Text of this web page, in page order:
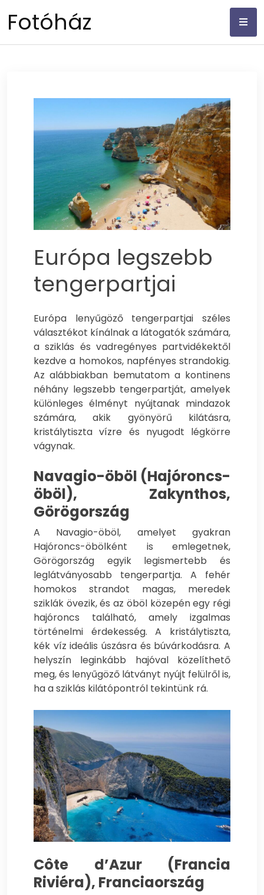
Fotóház
Európa legszebb
tengerpartjai
Európa lenyűgöző tengerpartjai széles
választékot kínálnak a látogatók számára,
a sziklás és vadregényes partvidékektől
kezdve a homokos, napfényes strandokig.
Az alábbiakban bemutatom a kontinens
néhány legszebb tengerpartját, amelyek
különleges élményt nyújtanak mindazok
számára, akik gyönyörű kilátásra,
kristálytiszta vízre és nyugodt légkörre
vágynak.
Navagio-öböl (Hajóroncs-
öböl), Zakynthos,
Görögország
A Navagio-öböl, amelyet gyakran
Hajóroncs-öbölként is emlegetnek,
Görögország egyik legismertebb és
leglátványosabb tengerpartja. A fehér
homokos strandot magas, meredek
sziklák övezik, és az öböl közepén egy régi
hajóroncs található, amely izgalmas
történelmi érdekesség. A kristálytiszta,
kék víz ideális úszásra és búvárkodásra. A
helyszín leginkább hajóval közelíthető
meg, és lenyűgöző látványt nyújt felülről is,
ha a sziklás kilátópontról tekintünk rá.
Côte d’Azur (Francia
Riviéra), Franciaország